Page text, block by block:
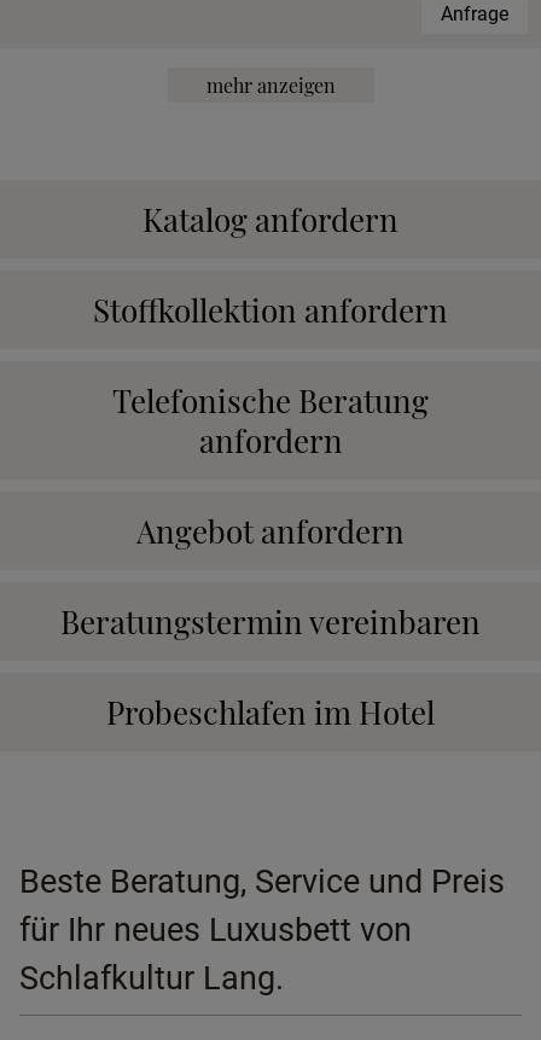
Anfrage
mehr anzeigen
Katalog anfordern
Stoffkollektion anfordern
Telefonische Beratung
anfordern
Angebot anfordern
Beratungstermin vereinbaren
Probeschlafen im Hotel
Beste Beratung, Service und Preis
für Ihr neues Luxusbett von
Schlafkultur Lang.